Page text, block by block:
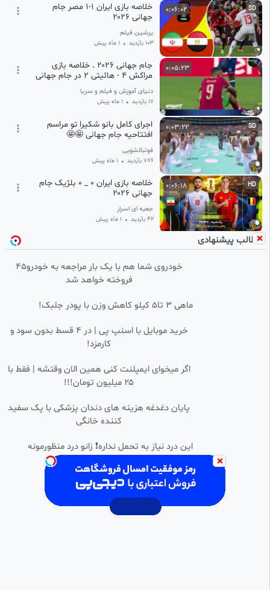
SD
0:06:02
خلاصه بازی ایران ۱-۱ مصر جام
جهانی ۲۰۲۶
پرشین فیلم
103 بازدید • 1 ماه پیش
0:05:23
جام جهانی ۲۰۲۶ . خلاصه بازی
مراکش ۴ - هائیتی ۲ در جام جهانی
دنیای آموزش و فیلم و سریال و انیمیشن
17 بازدید • 1 ماه پیش
SD
0:03:22
اجرای کامل بانو شکیرا تو مراسم
افتتاحیه جام جهانی 🤩🤩
فوتبالشویی
786 بازدید • 1 ماه پیش
HD
0:06:18
خلاصه بازی ایران ۰ _ ۰ بلژیک جام
جهانی ۲۰۲۶
جعبه ای اسرار
42 بازدید • 1 ماه پیش
HD
مجارستان
کاربر فیلو
• 9 ماه پیش
0:04:00
انگلیس ۲ــــ۰ آندورا مقدماتی جام
جهانی اروپا
رنگارنگ فالو_فالو ifilo.net
101 بازدید
0:07:39
پرتغال 0 (گزارش اختصاصی)
امیر تیرکس
FootYar | فوتیار
1.90k بازدید • 11 ماه پیش
0:08:20
پرتغال 7 (گزارش اختصاصی)
118 بازدید • 1 سال پیش
مطالب پیشنهادی
خودروی شما هم با یک بار مراجعه به خودرو45
فروخته خواهد شد
ماهی 3 تا5 کیلو کاهش وزن با پودر جلبک!
خرید موبایل با اسنپ پی | در ۴ قسط بدون سود و
کارمزد!
اگر میخوای ایمپلنت کنی همین الان وقتشه | فقط با
۲۵ میلیون تومان!!!
پایان دغدغه هزینه های دندان پزشکی با پک سفید
کننده خانگی
این درد نیاز به تحمل نداره❗ زانو درد منظورمونه